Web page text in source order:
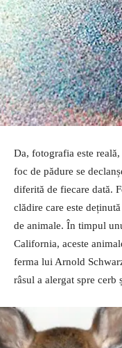
Da, fotografia este
foc de pădure se
diferită de fiecare dată.
clădire care este
de animale. În timpul
California, aceste
ferma lui Arnold
râsul a alergat spre cerb